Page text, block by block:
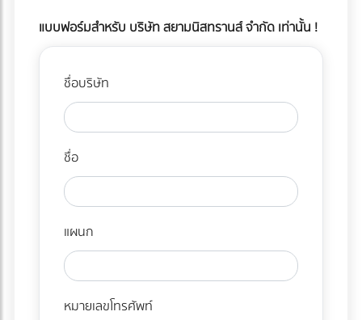
แบบฟอร์มสำหรับ บริษัท สยามนิสทรานส์ จำกัด เท่านั้น !
ชื่อบริษัท
ชื่อ
แผนก
หมายเลขโทรศัพท์